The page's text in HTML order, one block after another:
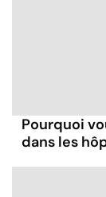
Pourquoi
dans les